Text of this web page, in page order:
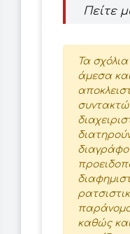
Πείτε
Τα
άμεσα
καθώς